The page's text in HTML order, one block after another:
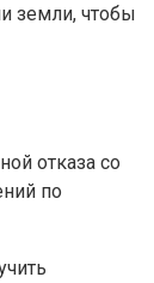
земли, чтобы
отказа со
по